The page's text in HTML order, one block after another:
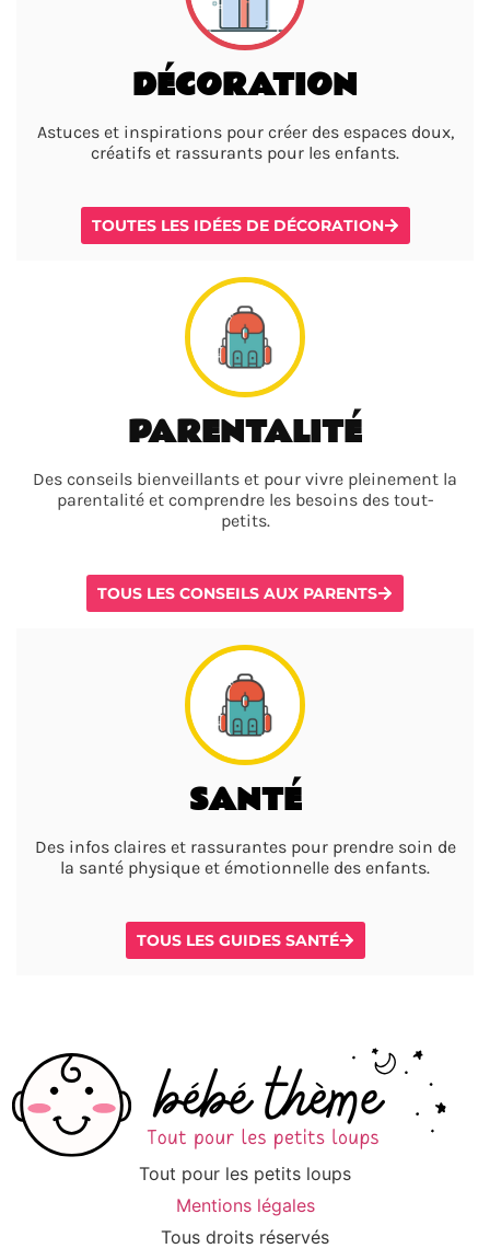
DÉCORATION
Astuces et inspirations pour créer des espaces doux,
créatifs et rassurants pour les enfants.
TOUTES LES IDÉES DE DÉCORATION
PARENTALITÉ
Des conseils bienveillants et pour vivre pleinement la
parentalité et comprendre les besoins des tout-
petits.
TOUS LES CONSEILS AUX PARENTS
SANTÉ
Des infos claires et rassurantes pour prendre soin de
la santé physique et émotionnelle des enfants.
TOUS LES GUIDES SANTÉ
Tout pour les petits loups
Mentions légales
Tous droits réservés